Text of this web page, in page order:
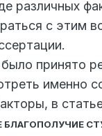
различных
с этим
принято
именно
в
БЛАГОПОЛУЧИЕ